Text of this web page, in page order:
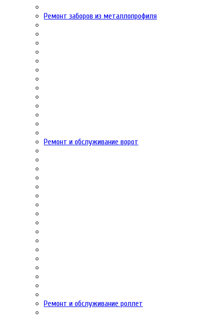
Ремонт заборов из металлопрофиля
Ремонт и обслуживание ворот
Ремонт и обслуживание роллет